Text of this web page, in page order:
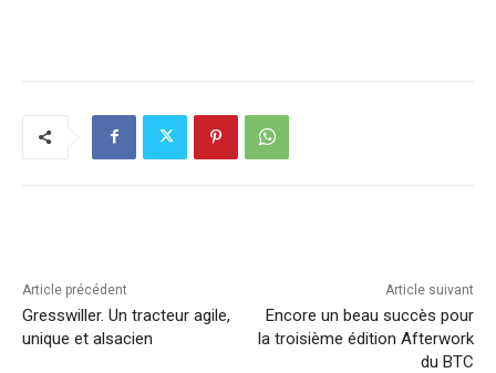
Article précédent
Gresswiller. Un tracteur agile,
unique et alsacien
Article suivant
Encore un beau succès pour
la troisième édition Afterwork
du BTC